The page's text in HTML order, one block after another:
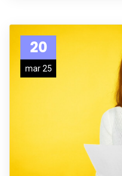
20
mar 25